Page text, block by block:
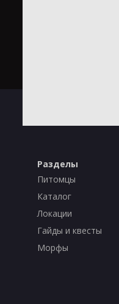
Разделы
Питомцы
Каталог
Локации
Гайды и квесты
Морфы